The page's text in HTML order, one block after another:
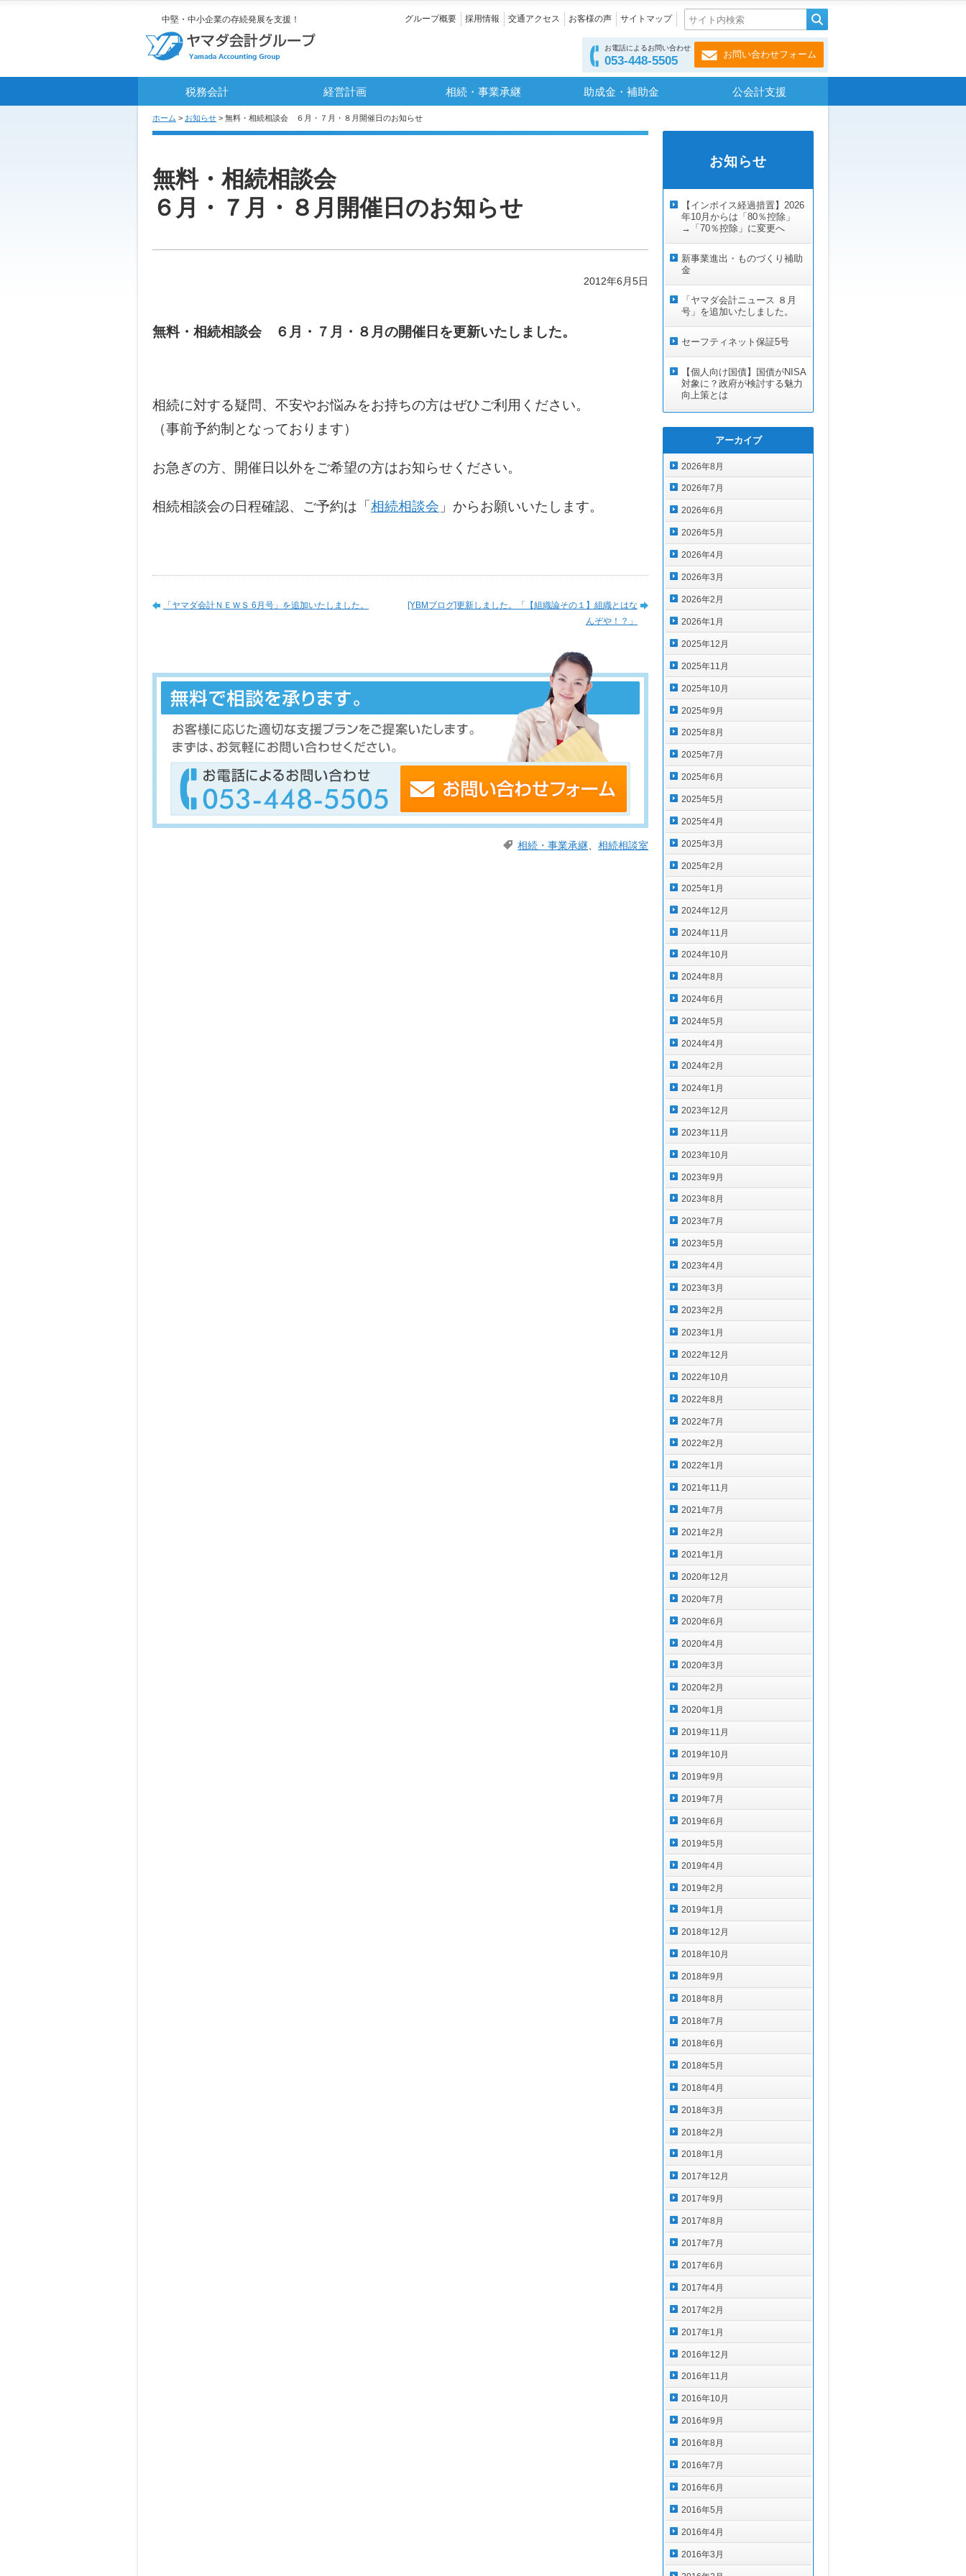
中堅・中小企業の存続発展を支援！ グループ概要 採用情報 交通アクセス お客様の声 サイトマップ
お電話によるお問い合わせ
053-448-5505 お問い合わせフォーム
税務会計 経営計画 相続・事業承継 助成金・補助金 公会計支援
ホーム > お知らせ > 無料・相続相談会 ６月・７月・８月開催日のお知らせ
無料・相続相談会
６月・７月・８月開催日のお知らせ
2012年6月5日
無料・相続相談会 ６月・７月・８月の開催日を更新いたしました。
相続に対する疑問、不安やお悩みをお持ちの方はぜひご利用ください。
（事前予約制となっております）
お急ぎの方、開催日以外をご希望の方はお知らせください。
相続相談会の日程確認、ご予約は「相続相談会 」からお願いいたします。
[YBMブログ]更新しました。「【組織論その１】組織とはな
んぞや！？」
「ヤマダ会計ＮＥＷＳ 6月号」を追加いたしました。
相続・事業承継、 相続相談室
お知らせ
【インボイス経過措置】2026
年10月からは「80％控除」
→「70％控除」に変更へ
新事業進出・ものづくり補助
金
「ヤマダ会計ニュース ８月
号」を追加いたしました。
セーフティネット保証5号
【個人向け国債】国債がNISA
対象に？政府が検討する魅力
向上策とは
アーカイブ
2026年8月
2026年7月
2026年6月
2026年5月
2026年4月
2026年3月
2026年2月
2026年1月
2025年12月
2025年11月
2025年10月
2025年9月
2025年8月
2025年7月
2025年6月
2025年5月
2025年4月
2025年3月
2025年2月
2025年1月
2024年12月
2024年11月
2024年10月
2024年8月
2024年6月
2024年5月
2024年4月
2024年2月
2024年1月
2023年12月
2023年11月
2023年10月
2023年9月
2023年8月
2023年7月
2023年5月
2023年4月
2023年3月
2023年2月
2023年1月
2022年12月
2022年10月
2022年8月
2022年7月
2022年2月
2022年1月
2021年11月
2021年7月
2021年2月
2021年1月
2020年12月
2020年7月
2020年6月
2020年4月
2020年3月
2020年2月
2020年1月
2019年11月
2019年10月
2019年9月
2019年7月
2019年6月
2019年5月
2019年4月
2019年2月
2019年1月
2018年12月
2018年10月
2018年9月
2018年8月
2018年7月
2018年6月
2018年5月
2018年4月
2018年3月
2018年2月
2018年1月
2017年12月
2017年9月
2017年8月
2017年7月
2017年6月
2017年4月
2017年2月
2017年1月
2016年12月
2016年11月
2016年10月
2016年9月
2016年8月
2016年7月
2016年6月
2016年5月
2016年4月
2016年3月